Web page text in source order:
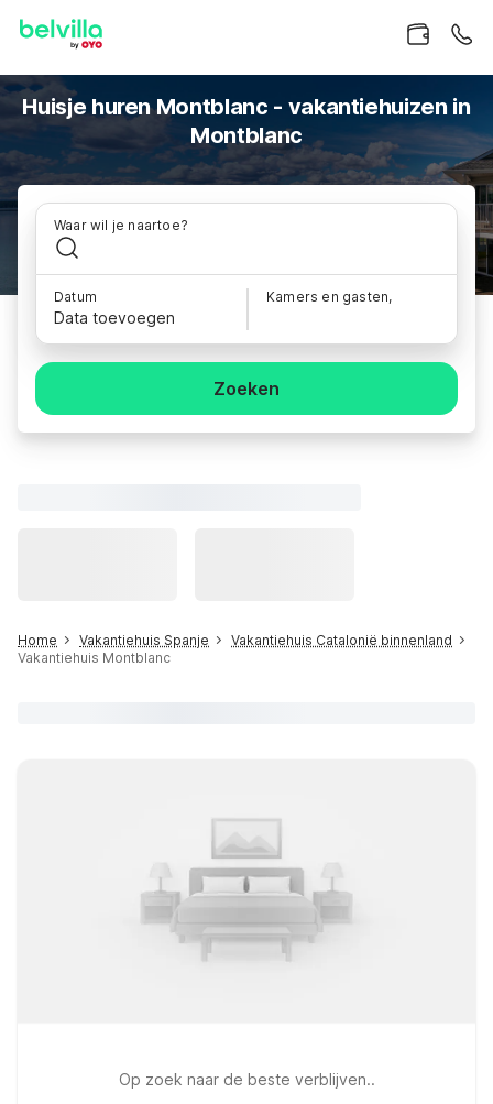
Huisje huren Montblanc - vakantiehuizen in
Montblanc
Waar wil je naartoe?
Datum
Data toevoegen
Kamers en gasten,
Zoeken
Home Vakantiehuis Spanje
Vakantiehuis Catalonië binnenland
Vakantiehuis Montblanc
Op zoek naar de beste verblijven..